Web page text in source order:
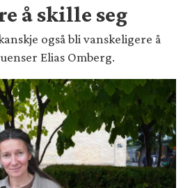
å skille seg
også bli vanskeligere å
Elias Omberg.